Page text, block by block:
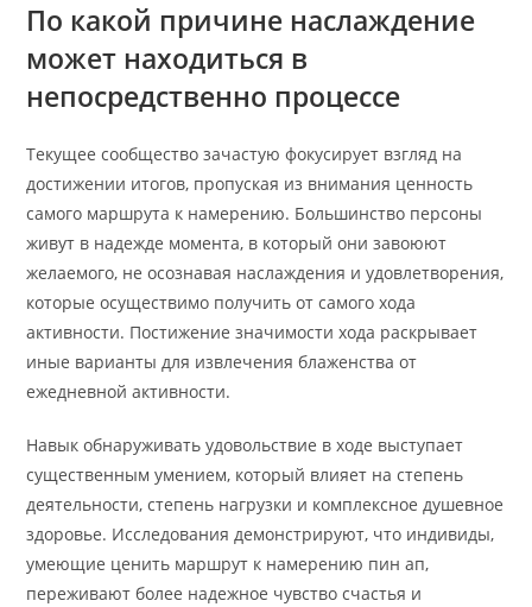
По какой причине наслаждение
может находиться в
непосредственно процессе
Текущее сообщество зачастую фокусирует взгляд на
достижении итогов, пропуская из внимания ценность
самого маршрута к намерению. Большинство персоны
живут в надежде момента, в который они завоюют
желаемого, не осознавая наслаждения и удовлетворения,
которые осуществимо получить от самого хода
активности. Постижение значимости хода раскрывает
иные варианты для извлечения блаженства от
ежедневной активности.
Навык обнаруживать удовольствие в ходе выступает
существенным умением, который влияет на степень
деятельности, степень нагрузки и комплексное душевное
здоровье. Исследования демонстрируют, что индивиды,
умеющие ценить маршрут к намерению пин ап,
переживают более надежное чувство счастья и